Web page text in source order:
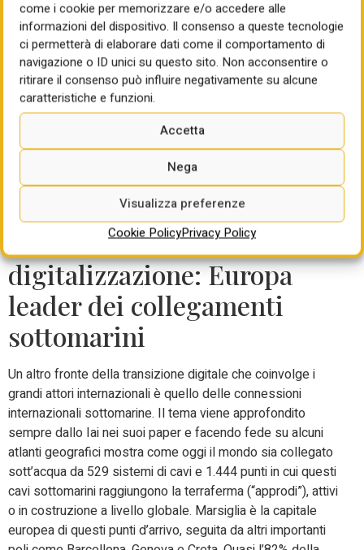
come i cookie per memorizzare e/o accedere alle
informazioni del dispositivo. Il consenso a queste tecnologie
ci permetterà di elaborare dati come il comportamento di
navigazione o ID unici su questo sito. Non acconsentire o
ritirare il consenso può influire negativamente su alcune
caratteristiche e funzioni.
Accetta
Nega
Visualizza preferenze
Cookie PolicyPrivacy Policy
consolidare il proprio posizionamento strategico nella
catena di approvvigionamento globale attraverso tre
obiettivi politici”. Serve poi una struttura politica all’Ue in
modo tale da rinforzare i propri tentativi di diversificare la
propria catena del valore per eliminare il rischio di
dipendenza dai Paesi terzi. “I partenariati digitali con
Giappone, Corea del Sud e Singapore e il recente
protocollo d’intesa firmato con l’India sono i passi giusti in
questa direzione. Quest’ultimo, ad esempio, mira a
promuovere le opportunità di progetti collaborativi di R&S e
di innovazione e a garantire condizioni di parità nel settore”.
L’altro versante della
digitalizzazione: Europa
leader dei collegamenti
sottomarini
Un altro fronte della transizione digitale che coinvolge i
grandi attori internazionali è quello delle connessioni
internazionali sottomarine. Il tema viene approfondito
sempre dallo Iai nei suoi paper e facendo fede su alcuni
atlanti geografici mostra come oggi il mondo sia collegato
sott’acqua da 529 sistemi di cavi e 1.444 punti in cui questi
cavi sottomarini raggiungono la terraferma (“approdi”), attivi
o in costruzione a livello globale. Marsiglia è la capitale
europea di questi punti d’arrivo, seguita da altri importanti